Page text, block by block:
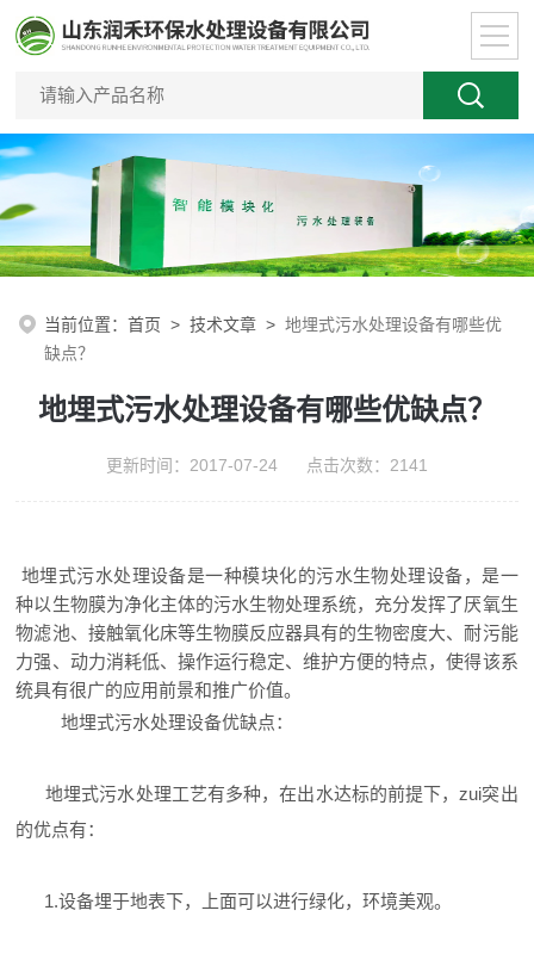
当前位置：首页 >技术文章 >地埋式污水处理设备有哪些优
缺点？
地埋式污水处理设备有哪些优缺点？
更新时间：2017-07-24 点击次数：2141
地埋式污水处理设备是一种模块化的污水生物处理设备，是一
种以生物膜为净化主体的污水生物处理系统，充分发挥了厌氧生
物滤池、接触氧化床等生物膜反应器具有的生物密度大、耐污能
力强、动力消耗低、操作运行稳定、维护方便的特点，使得该系
统具有很广的应用前景和推广价值。
地埋式污水处理设备优缺点：
地埋式污水处理工艺有多种，在出水达标的前提下，zui突出
的优点有：
1.设备埋于地表下，上面可以进行绿化，环境美观。